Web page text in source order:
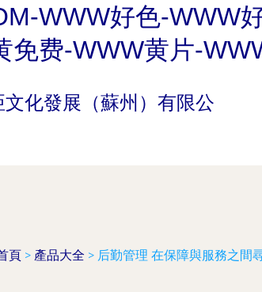
WWW好色-WWW
免费-WWW黄片-
文化發展（蘇州）有限公
頁 > 產品大全 > 后勤管理 在保障與服務之間